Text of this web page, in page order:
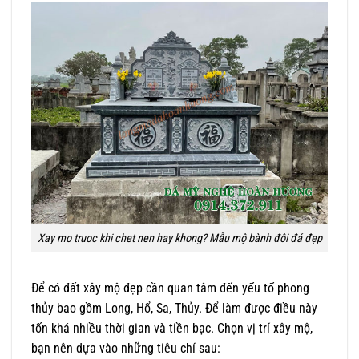
Xay mo truoc khi chet nen hay khong? Mẫu mộ bành đôi đá đẹp
Để có đất xây mộ đẹp cần quan tâm đến yếu tố phong
thủy bao gồm Long, Hổ, Sa, Thủy. Để làm được điều này
tốn khá nhiều thời gian và tiền bạc. Chọn vị trí xây mộ,
bạn nên dựa vào những tiêu chí sau: